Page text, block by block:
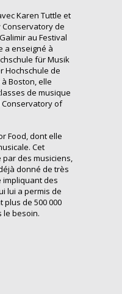
Karen Tuttle et
de
au Festival
a enseigné à
für Musik
Hochschule de
Boston, elle
de musique
Conservatory of
Food, dont elle
Cet
des musiciens,
donné de très
des
lui a permis de
plus de 500 000
le besoin.